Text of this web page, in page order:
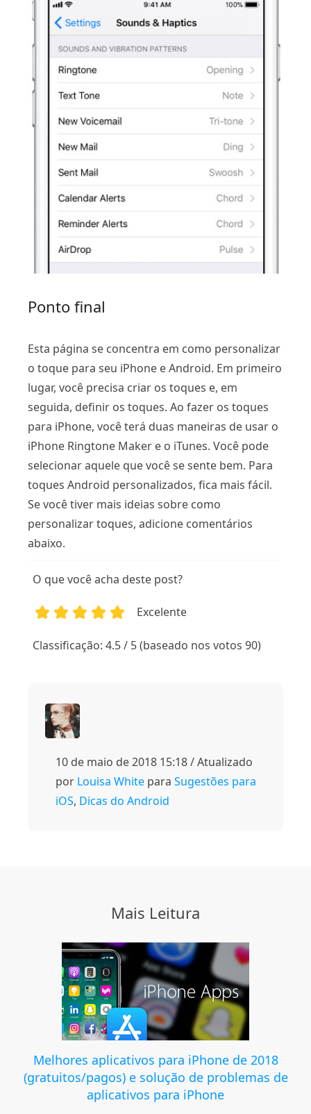
Ponto final
Esta página se concentra em como personalizar
o toque para seu iPhone e Android. Em primeiro
lugar, você precisa criar os toques e, em
seguida, definir os toques. Ao fazer os toques
para iPhone, você terá duas maneiras de usar o
iPhone Ringtone Maker e o iTunes. Você pode
selecionar aquele que você se sente bem. Para
toques Android personalizados, fica mais fácil.
Se você tiver mais ideias sobre como
personalizar toques, adicione comentários
abaixo.
O que você acha deste post?
Excelente
Classificação: 4.5 / 5 (baseado nos votos 90)
10 de maio de 2018 15:18 / Atualizado
por Louisa White para Sugestões para
iOS, Dicas do Android
Mais Leitura
Melhores aplicativos para iPhone de 2018
(gratuitos/pagos) e solução de problemas de
aplicativos para iPhone